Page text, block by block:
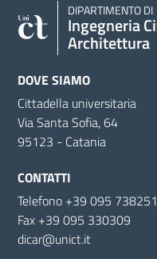
DIPARTIMENTO DI
Ingegneria
Architettura
DOVE SIAMO
Cittadella universitaria
Via Santa Sofia, 64
95123 - Catania
CONTATTI
Telefono +39 095
Fax +39 095 330309
dicar@unict.it